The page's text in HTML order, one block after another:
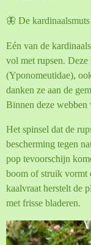
🦋 De
Eén van de
vol met rupsen. Deze
(Yponomeutidae),
danken ze aan de
Binnen deze
Het spinsel dat de
bescherming tegen
pop tevoorschijn
boom of struik vormt
kaalvraat herstelt de
met frisse bladeren.